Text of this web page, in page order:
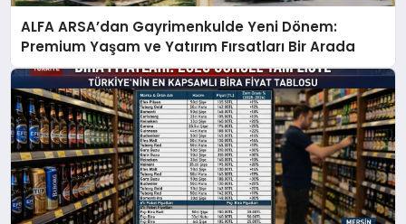
ALFA ARSA’dan Gayrimenkulde Yeni Dönem:
Premium Yaşam ve Yatırım Fırsatları Bir Arada